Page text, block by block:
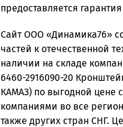
предоставляется
Сайт ООО «Динамика76»
частей к отечественной
наличии на складе
6460-2916090-20
КАМАЗ) по выгодной цене
компаниями во все
также других стран СНГ.